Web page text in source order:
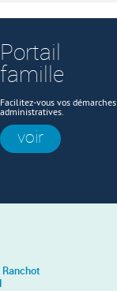
Portail
famille
Facilitez-vous vos démarches
administratives.
voir